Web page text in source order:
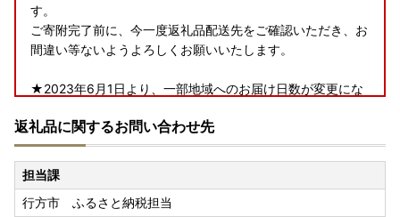
す。
ご寄附完了前に、今一度返礼品配送先をご確認いただき、お
間違い等ないようよろしくお願いいたします。
★2023年6月1日より、一部地域へのお届け日数が変更にな
行方市ふるさと納税にて、返礼品配送を委託しているヤマト
運輸では、2023年6月1日（木）受付分から、下記の地域へ
のお届け日数および時間指定帯が変更となります。
賞味期限が短い一部返礼品（クール便配送）につきまして
返礼品に関するお問い合わせ先
担当課
行方市 ふるさと納税担当